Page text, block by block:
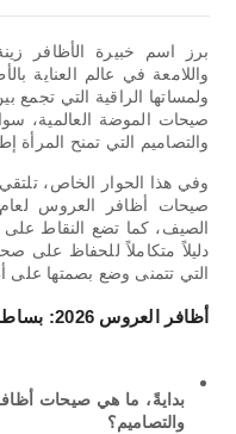
برز اسم خبيرة الأظافر
واللامعة في عالم العناية
ولمساتها الراقية التي تجمع
صيحات الموضة العالمية،
والتصاميم التي تمنح المرأة
وفي هذا الحوار الخاص،
صيحات أظافر العروس لعام 2026،
الصيف، كما تضع النقاط
دليلاً متكاملاً للحفاظ على
التي تتمنى وضع بصمتها على
أظافر العروس 2026: بساطة تفيض بالفخامة
والتصاميم؟